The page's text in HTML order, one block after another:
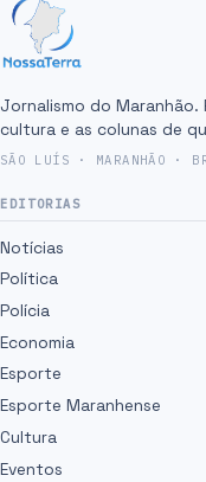
Jornalismo do
cultura e as colunas de
SÃO LUÍS · MARANHÃO ·
EDITORIAS
Notícias
Política
Polícia
Economia
Esporte
Esporte Maranhense
Cultura
Eventos